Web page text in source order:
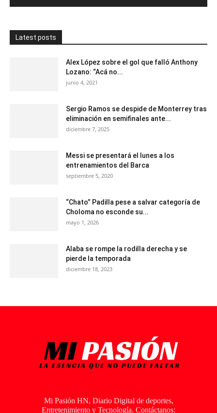
Latest posts
Alex López sobre el gol que falló Anthony
Lozano: “Acá no...
junio 4, 2021
Sergio Ramos se despide de Monterrey tras
eliminación en semifinales ante...
diciembre 7, 2025
Messi se presentará el lunes a los
entrenamientos del Barca
septiembre 5, 2020
“Chato” Padilla pese a salvar categoría de
Choloma no esconde su...
mayo 1, 2026
Alaba se rompe la rodilla derecha y se
pierde la temporada
diciembre 18, 2023
Mi Pasión HN, Diario Digital de deportes,
Entretenimiento y Tecnología. Contáctanos: